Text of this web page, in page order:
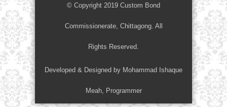
© Copyright 2019 Custom Bond
Commissionerate, Chittagong. All
Rights Reserved.
Developed & Designed by Mohammad Ishaque
Meah, Programmer